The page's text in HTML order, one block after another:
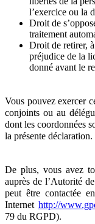
l’exercice ou la
Droit de
traitement
Droit de retirer,
préjudice de la
donné avant le
Vous pouvez exercer
conjoints ou au
dont les coordonnées
la présente déclaration.
De plus, vous avez
auprès de l’Autorité
peut être contactée
Internet http://
79 du RGPD).